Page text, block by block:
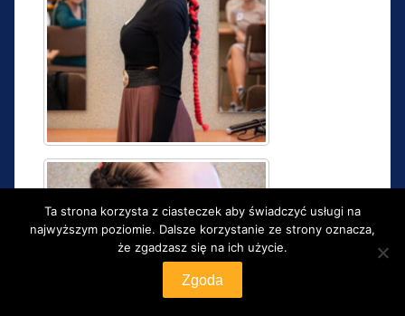
Ta strona korzysta z ciasteczek aby świadczyć usługi na
najwyższym poziomie. Dalsze korzystanie ze strony oznacza,
że zgadzasz się na ich użycie.
Zgoda